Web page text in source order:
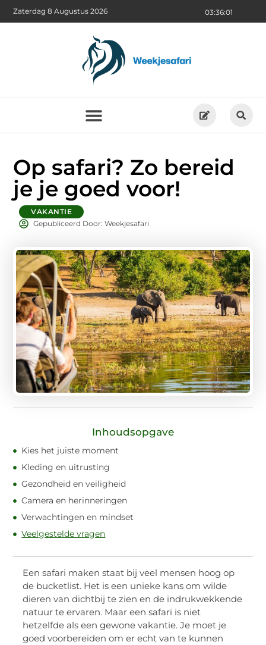
03:36:02
Zaterdag 8 Augustus 2026
Op safari? Zo bereid
je je goed voor!
VAKANTIE
Gepubliceerd Door: Weekjesafari
Inhoudsopgave
Kies het juiste moment
Kleding en uitrusting
Gezondheid en veiligheid
Camera en herinneringen
Verwachtingen en mindset
Veelgestelde vragen
Een safari maken staat bij veel mensen hoog op
de bucketlist. Het is een unieke kans om wilde
dieren van dichtbij te zien en de indrukwekkende
natuur te ervaren. Maar een safari is niet
hetzelfde als een gewone vakantie. Je moet je
goed voorbereiden om er echt van te kunnen